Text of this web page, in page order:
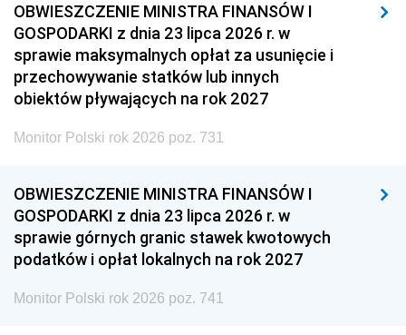
OBWIESZCZENIE MINISTRA FINANSÓW I
GOSPODARKI z dnia 23 lipca 2026 r. w
sprawie maksymalnych opłat za usunięcie i
przechowywanie statków lub innych
obiektów pływających na rok 2027
Monitor Polski rok 2026 poz. 731
OBWIESZCZENIE MINISTRA FINANSÓW I
GOSPODARKI z dnia 23 lipca 2026 r. w
sprawie górnych granic stawek kwotowych
podatków i opłat lokalnych na rok 2027
Monitor Polski rok 2026 poz. 741